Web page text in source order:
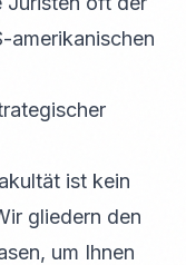
amerikanischen
ist kein
gliedern den
um Ihnen